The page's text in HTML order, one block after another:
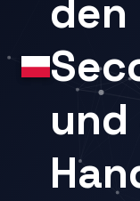
den